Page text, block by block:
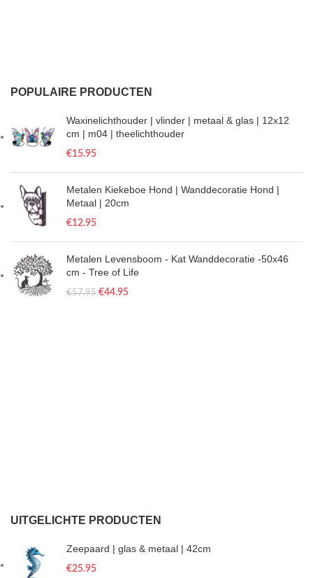
POPULAIRE PRODUCTEN
Waxinelichthouder | vlinder | metaal & glas | 12x12
cm | m04 | theelichthouder
€15.95
Metalen Kiekeboe Hond | Wanddecoratie Hond |
Metaal | 20cm
€12.95
Metalen Levensboom - Kat Wanddecoratie -50x46
cm - Tree of Life
€57.95 €44.95
UITGELICHTE PRODUCTEN
Zeepaard | glas & metaal | 42cm
€25.95